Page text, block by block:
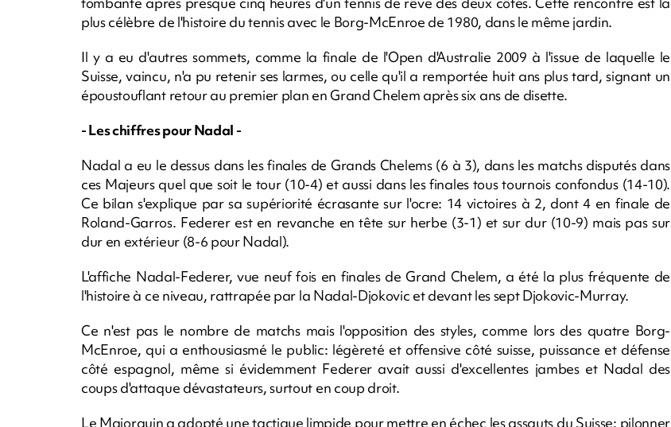
plus célèbre de l'histoire du tennis avec le Borg-McEnroe de 1980, dans le même jardin.
Il y a eu d'autres sommets, comme la finale de l'Open d'Australie 2009 à l'issue de laquelle le
Suisse, vaincu, n'a pu retenir ses larmes, ou celle qu'il a remportée huit ans plus tard, signant un
époustouflant retour au premier plan en Grand Chelem après six ans de disette.
- Les chiffres pour Nadal -
Nadal a eu le dessus dans les finales de Grands Chelems (6 à 3), dans les matchs disputés dans
ces Majeurs quel que soit le tour (10-4) et aussi dans les finales tous tournois confondus (14-10).
Ce bilan s'explique par sa supériorité écrasante sur l'ocre: 14 victoires à 2, dont 4 en finale de
Roland-Garros. Federer est en revanche en tête sur herbe (3-1) et sur dur (10-9) mais pas sur
dur en extérieur (8-6 pour Nadal).
L'affiche Nadal-Federer, vue neuf fois en finales de Grand Chelem, a été la plus fréquente de
l'histoire à ce niveau, rattrapée par la Nadal-Djokovic et devant les sept Djokovic-Murray.
Ce n'est pas le nombre de matchs mais l'opposition des styles, comme lors des quatre Borg-
McEnroe, qui a enthousiasmé le public: légèreté et offensive côté suisse, puissance et défense
côté espagnol, même si évidemment Federer avait aussi d'excellentes jambes et Nadal des
coups d'attaque dévastateurs, surtout en coup droit.
Le Majorquin a adopté une tactique limpide pour mettre en échec les assauts du Suisse: pilonner